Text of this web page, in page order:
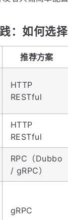
要借助 Spring
。
Dubbo）将这
发者只需简单配置
：如何选择
推荐方案
HTTP
RESTful
HTTP
RPC（Dubbo